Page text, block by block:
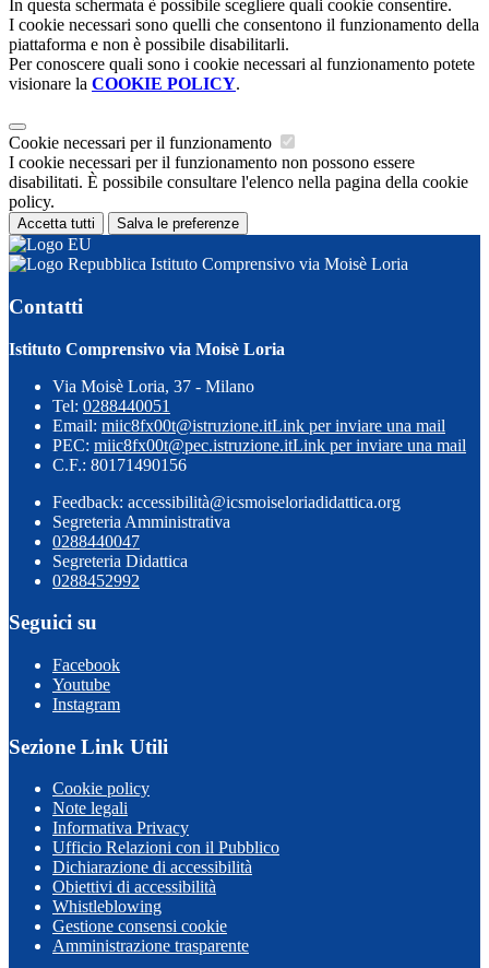
In questa schermata è possibile scegliere quali cookie consentire.
I cookie necessari sono quelli che consentono il funzionamento della
piattaforma e non è possibile disabilitarli.
Per conoscere quali sono i cookie necessari al funzionamento potete
visionare la COOKIE POLICY.
Cookie necessari per il funzionamento
I cookie necessari per il funzionamento non possono essere
disabilitati. È possibile consultare l'elenco nella pagina della cookie
policy.
Accetta tutti Salva le preferenze
Istituto Comprensivo via Moisè Loria
Contatti
Istituto Comprensivo via Moisè Loria
Via Moisè Loria, 37 - Milano
Tel: 0288440051
Email: miic8fx00t@istruzione.itLink per inviare una mail
PEC: miic8fx00t@pec.istruzione.itLink per inviare una mail
C.F.: 80171490156
Feedback: accessibilità@icsmoiseloriadidattica.org
Segreteria Amministrativa
0288440047
Segreteria Didattica
0288452992
Seguici su
Facebook
Youtube
Instagram
Sezione Link Utili
Cookie policy
Note legali
Informativa Privacy
Ufficio Relazioni con il Pubblico
Dichiarazione di accessibilità
Obiettivi di accessibilità
Whistleblowing
Gestione consensi cookie
Amministrazione trasparente